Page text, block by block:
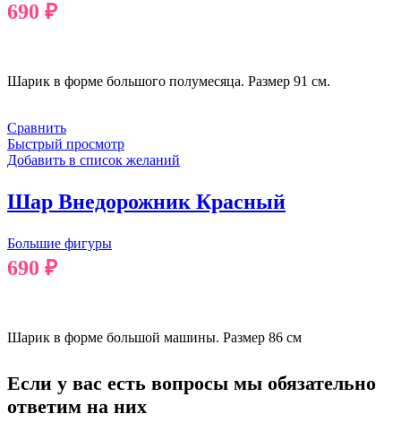
690 ₽
Шарик в форме большого полумесяца. Размер 91 см.
Сравнить
Быстрый просмотр
Добавить в список желаний
Шар Внедорожник Красный
Большие фигуры
690 ₽
Шарик в форме большой машины. Размер 86 см
Если у вас есть вопросы мы обязательно
ответим на них